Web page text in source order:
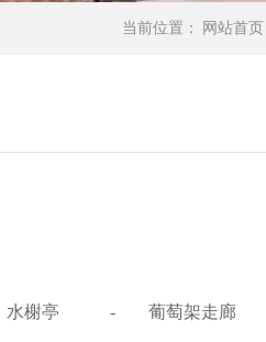
当前位置： 网站首页
水榭亭 - 葡萄架走廊